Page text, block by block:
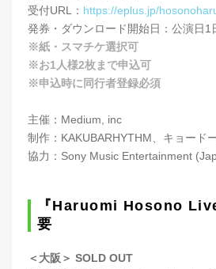
受付URL： https://eplus.jp/
発券・ダウンロード開始日：公演日1
※紙・スマチケ選択可
※お1人様2枚まで申込可
※申込時に同行者登録必須
主催：Medium, inc
制作：KAKUBARHYTHM、キョード
協力：Sony Music Entertainment
『Haruomi Hosono
要
＜大阪＞ SOLD OUT